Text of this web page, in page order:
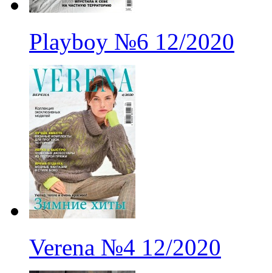
Playboy №6 12/2020
Verena №4 12/2020